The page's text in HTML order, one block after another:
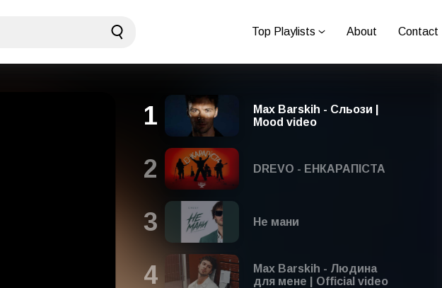
Top Playlists About Contact
Max Barskih - Сльози |
Mood video
DREVO - ЕНКАРАПІСТА
Не мани
Max Barskih - Людина
для мене | Official video